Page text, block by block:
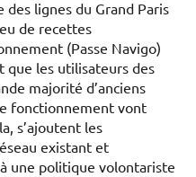
des lignes du Grand Paris
de recettes
(Passe Navigo)
que les utilisateurs des
majorité d’anciens
fonctionnement vont
s’ajoutent les
existant et
une politique volontariste